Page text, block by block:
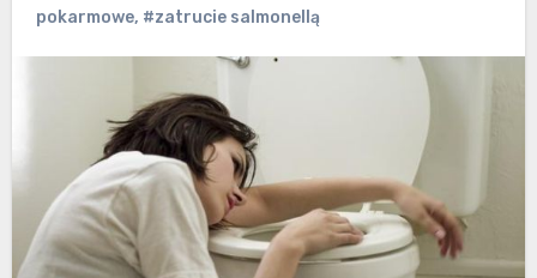
pokarmowe, #zatrucie salmonellą